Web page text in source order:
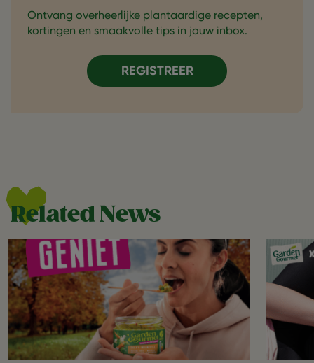
Ontvang overheerlijke plantaardige recepten,
kortingen en smaakvolle tips in jouw inbox.
REGISTREER
Related News